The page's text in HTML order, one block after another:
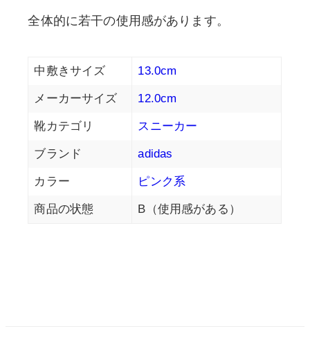
全体的に若干の使用感があります。
中敷きサイズ 13.0cm
メーカーサイズ 12.0cm
靴カテゴリ スニーカー
ブランド adidas
カラー ピンク系
商品の状態 B（使用感がある）